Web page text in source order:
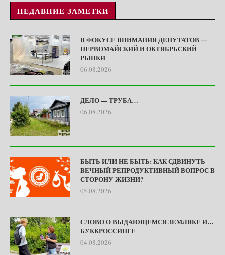
НЕДАВНИЕ ЗАМЕТКИ
В ФОКУСЕ ВНИМАНИЯ ДЕПУТАТОВ —
ПЕРВОМАЙСКИЙ И ОКТЯБРЬСКИЙ
РЫНКИ
06.08.2026
ДЕЛО — ТРУБА…
06.08.2026
БЫТЬ ИЛИ НЕ БЫТЬ: КАК СДВИНУТЬ
ВЕЧНЫЙ РЕПРОДУКТИВНЫЙ ВОПРОС В
СТОРОНУ ЖИЗНИ?
05.08.2026
СЛОВО О ВЫДАЮЩЕМСЯ ЗЕМЛЯКЕ И…
БУККРОССИНГЕ
04.08.2026